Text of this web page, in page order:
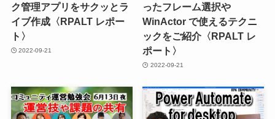
ク管理アプリをサクッとラ
イブ作成〈RPALT レポー
ト〉
2022-09-21
ったフレーム選択や
WinActor で使えるテクニ
ックをご紹介〈RPALT レ
ポート〉
2022-09-21